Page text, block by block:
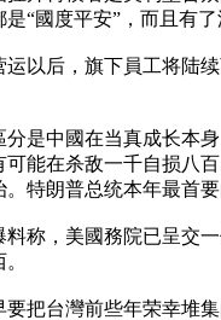
“國度平安”，而且有
运以后，旗下員工将陆
是中國在当真成长本
能在杀敌一千自损八
特朗普总统本年最首
称，美國務院已呈交
把台灣前些年荣幸堆